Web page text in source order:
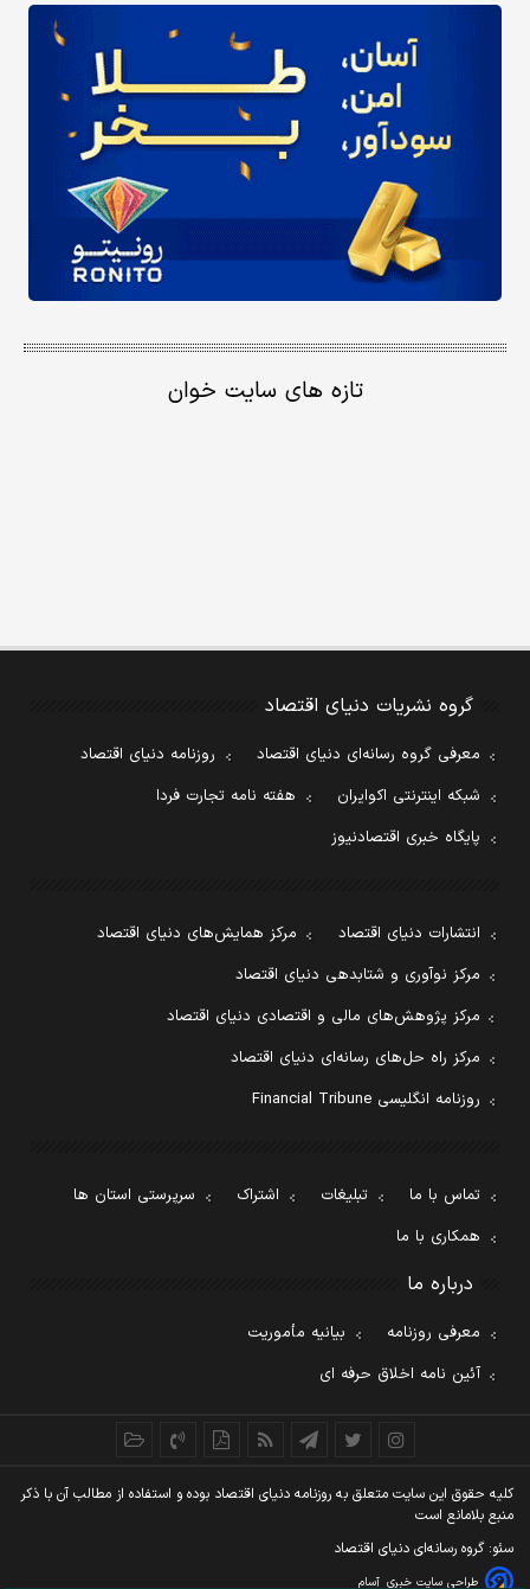
تازه های سایت خوان
گروه نشریات دنیای اقتصاد
معرفی گروه رسانه‌ای دنیای اقتصاد
روزنامه دنیای اقتصاد
شبکه اینترنتی اکوایران
هفته نامه تجارت فردا
پایگاه خبری اقتصادنیوز
انتشارات دنیای اقتصاد
مرکز همایش‌های دنیای اقتصاد
مرکز نوآوری و شتابدهی دنیای اقتصاد
مرکز پژوهش‌های مالی و اقتصادی دنیای اقتصاد
مرکز راه حل‌های رسانه‌ای دنیای اقتصاد
روزنامه انگلیسی Financial Tribune
تماس با ما تبلیغات اشتراک
سرپرستی استان ها
همکاری با ما
درباره ما
معرفی روزنامه
بیانیه مأموریت
آئین نامه اخلاق حرفه ای
کليه حقوق اين سايت متعلق به روزنامه دنيای اقتصاد بوده و استفاده از مطالب آن با ذکر
منبع بلامانع است
سئو: گروه رسانه‌ای دنیای اقتصاد
طراحی سایت خبری آسام